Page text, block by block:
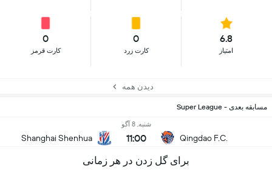
6.8
امتیاز
0
کارت زرد
0
کارت قرمز
دیدن همه
مسابقه بعدی - Super League
Qingdao F.C.
شنبه, 8 آگو
11:00
Shanghai Shenhua
برای گل زدن در هر زمانی